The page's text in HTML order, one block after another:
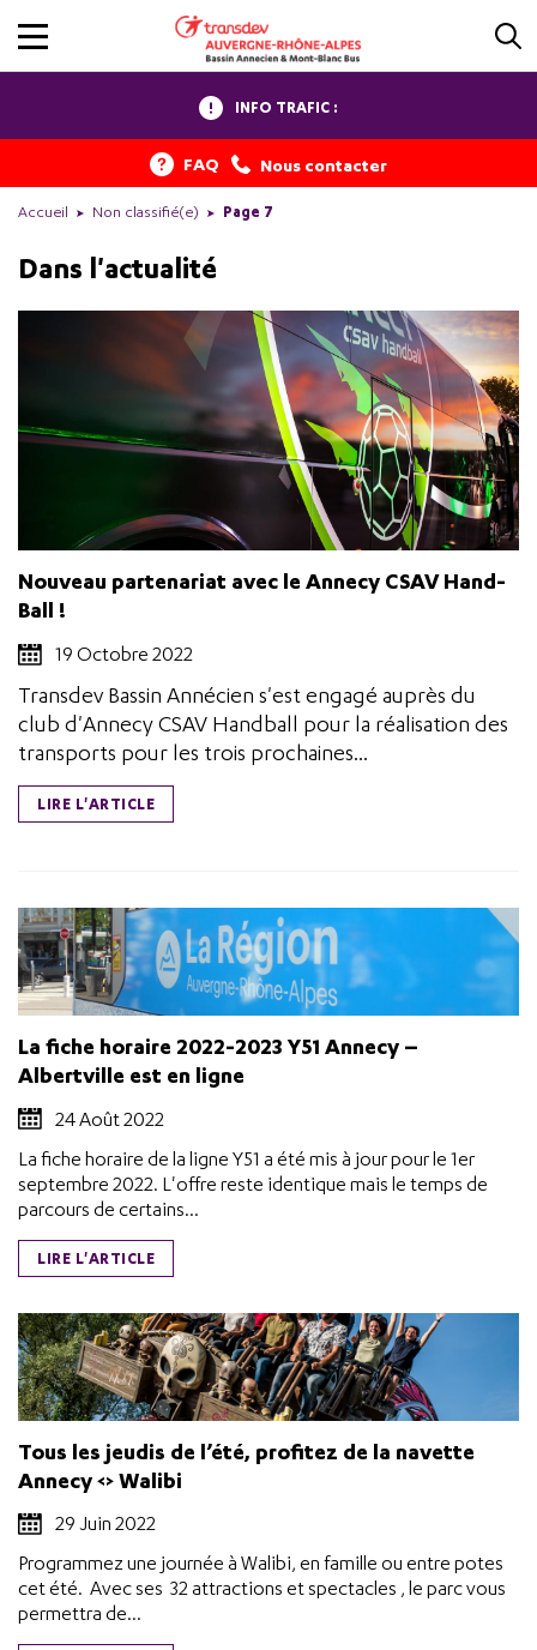
INFO TRAFIC :
FAQ Nous contacter
Accueil Non classifié(e) Page 7
Dans l'actualité
Nouveau partenariat avec le Annecy CSAV Hand-
Ball !
19 Octobre 2022
Transdev Bassin Annécien s'est engagé auprès du
club d'Annecy CSAV Handball pour la réalisation des
transports pour les trois prochaines...
LIRE L'ARTICLE
La fiche horaire 2022-2023 Y51 Annecy –
Albertville est en ligne
24 Août 2022
La fiche horaire de la ligne Y51 a été mis à jour pour le 1er
septembre 2022. L'offre reste identique mais le temps de
parcours de certains...
LIRE L'ARTICLE
Tous les jeudis de l’été, profitez de la navette
Annecy <> Walibi
29 Juin 2022
Programmez une journée à Walibi, en famille ou entre potes
cet été. Avec ses 32 attractions et spectacles , le parc vous
permettra de...